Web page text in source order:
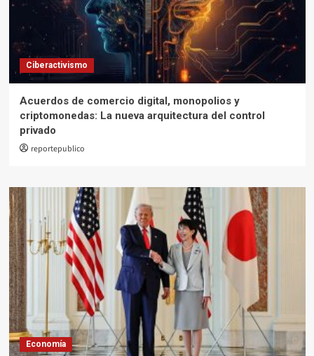
Ciberactivismo
Acuerdos de comercio digital, monopolios y
criptomonedas: La nueva arquitectura del control
privado
reportepublico
Economía